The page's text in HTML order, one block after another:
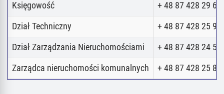
Księgowość + 48 87 428 29 62
Dział Techniczny + 48 87 428 25 98
Dział Zarządzania Nieruchomościami + 48 87 428 24 52
Zarządca nieruchomości komunalnych + 48 87 428 25 80